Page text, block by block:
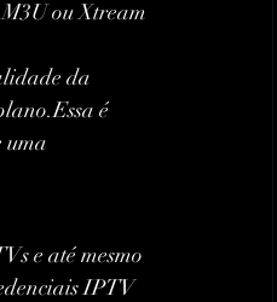
ou Xtream
da
é
uma
e até mesmo
IPTV